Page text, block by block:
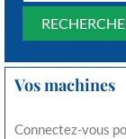
Vos machines
Connectez-vous